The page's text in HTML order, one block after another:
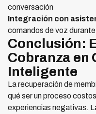
conversación
Integración con
comandos de voz
Conclusión:
Cobranza en
Inteligente
La recuperación de
qué ser un proceso
experiencias negativas.